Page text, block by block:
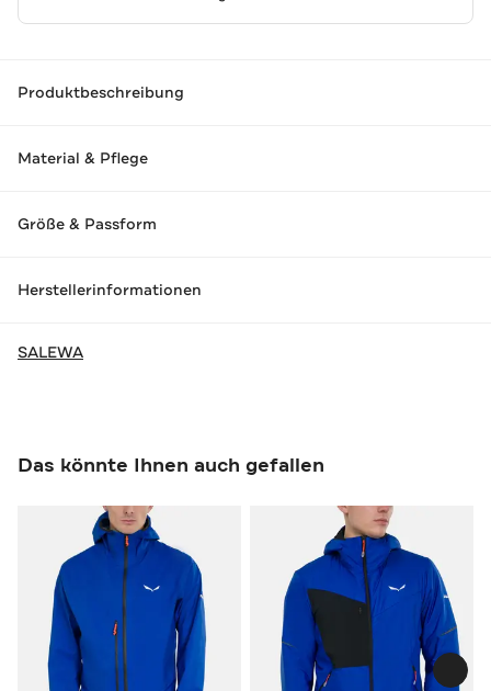
Produktbeschreibung
Material & Pflege
Größe & Passform
Herstellerinformationen
SALEWA
Das könnte Ihnen auch gefallen